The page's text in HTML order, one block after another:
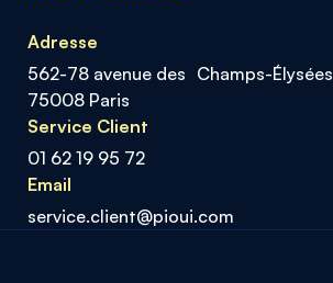
Adresse
562-78 avenue des Champs-Élysées
75008 Paris
Service Client
01 62 19 95 72
Email
service.client@pioui.com